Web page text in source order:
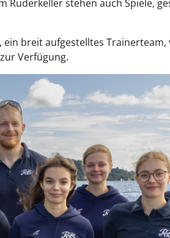
Ruderkeller stehen auch Spiele,
breit aufgestelltes
Verfügung.